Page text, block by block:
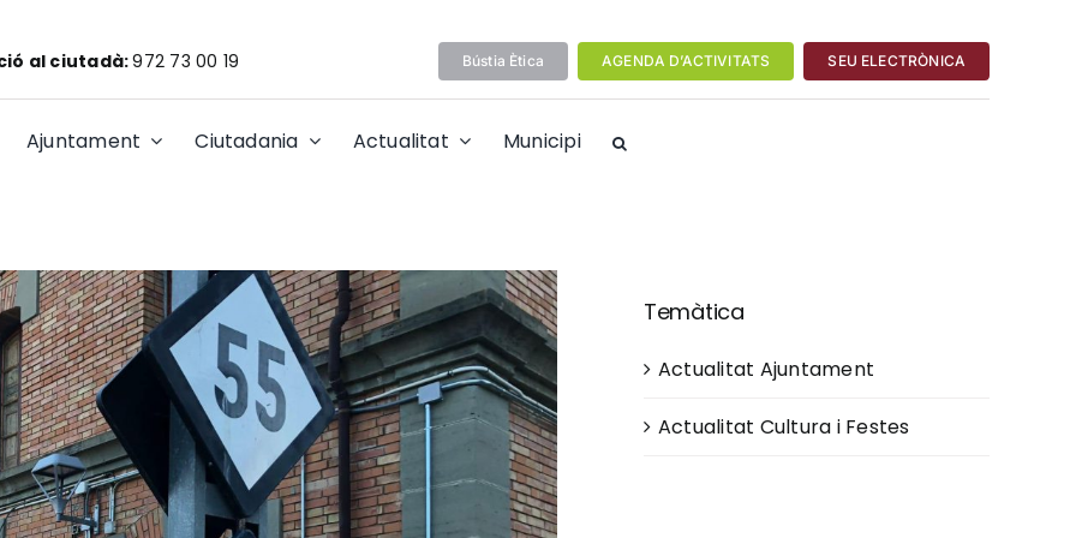
al ciutadà:972 73 00 19 Bústia Ètica AGENDA D’ACTIVITATS SEU ELECTRÒNICA
Ajuntament Ciutadania Actualitat Municipi
Temàtica
Actualitat Ajuntament
Actualitat Cultura i Festes